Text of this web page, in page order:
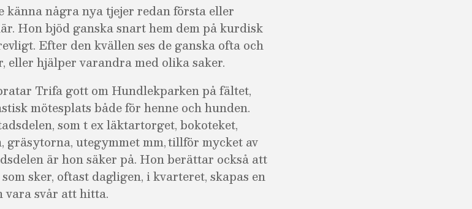
några nya tjejer redan första eller
Hon bjöd ganska snart hem dem på kurdisk
Efter den kvällen ses de ganska ofta och
eller hjälper varandra med olika saker.
Trifa gott om Hundlekparken på fältet,
mötesplats både för henne och hunden.
som t ex läktartorget, bokoteket,
gräsytorna, utegymmet mm, tillför mycket av
är hon säker på. Hon berättar också att
sker, oftast dagligen, i kvarteret, skapas en
vara svår att hitta.